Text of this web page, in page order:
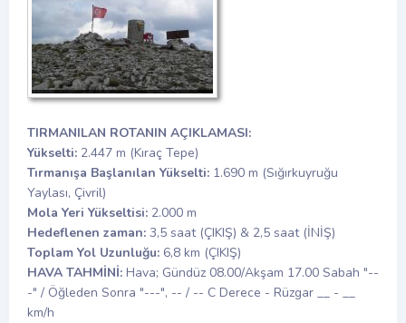
TIRMANILAN ROTANIN AÇIKLAMASI:
Yükselti: 2.447 m (Kıraç Tepe)
Tırmanışa Başlanılan Yükselti: 1.690 m (Sığırkuyruğu
Yaylası, Çivril)
Mola Yeri Yükseltisi: 2.000 m
Hedeflenen zaman: 3,5 saat (ÇIKIŞ) & 2,5 saat (İNİŞ)
Toplam Yol Uzunluğu: 6,8 km (ÇIKIŞ)
HAVA TAHMİNİ: Hava; Gündüz 08.00/Akşam 17.00 Sabah "--
-" / Öğleden Sonra "---", -- / -- C Derece - Rüzgar __ - __
km/h